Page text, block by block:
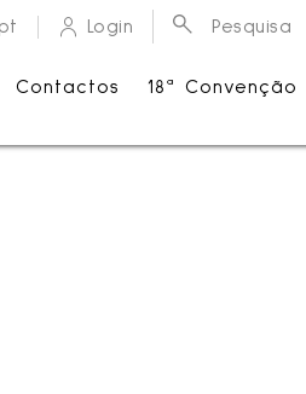
Login Pesquisa
Contactos 18ª Convenção